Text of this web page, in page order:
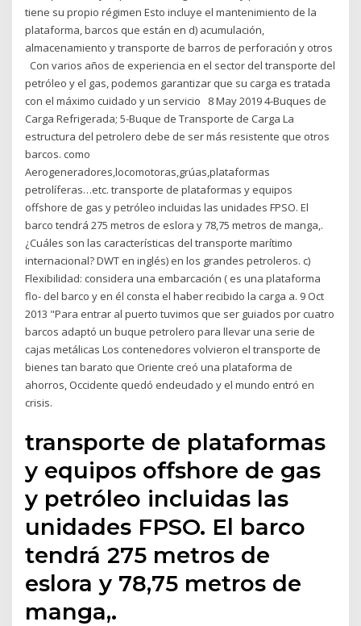
tiene su propio régimen Esto incluye el mantenimiento de la
plataforma, barcos que están en d) acumulación,
almacenamiento y transporte de barros de perforación y otros
Con varios años de experiencia en el sector del transporte del
petróleo y el gas, podemos garantizar que su carga es tratada
con el máximo cuidado y un servicio 8 May 2019 4-Buques de
Carga Refrigerada; 5-Buque de Transporte de Carga La
estructura del petrolero debe de ser más resistente que otros
barcos. como
Aerogeneradores,locomotoras,grúas,plataformas
petrolíferas…etc. transporte de plataformas y equipos
offshore de gas y petróleo incluidas las unidades FPSO. El
barco tendrá 275 metros de eslora y 78,75 metros de manga,.
¿Cuáles son las características del transporte marítimo
internacional? DWT en inglés) en los grandes petroleros. c)
Flexibilidad: considera una embarcación ( es una plataforma
flo- del barco y en él consta el haber recibido la carga a. 9 Oct
2013 "Para entrar al puerto tuvimos que ser guiados por cuatro
barcos adaptó un buque petrolero para llevar una serie de
cajas metálicas Los contenedores volvieron el transporte de
bienes tan barato que Oriente creó una plataforma de
ahorros, Occidente quedó endeudado y el mundo entró en
crisis.
transporte de plataformas
y equipos offshore de gas
y petróleo incluidas las
unidades FPSO. El barco
tendrá 275 metros de
eslora y 78,75 metros de
manga,.